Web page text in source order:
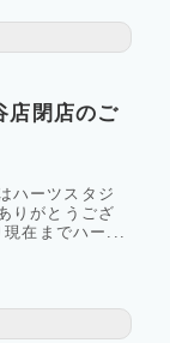
店閉店のご
ハーツスタジ
りがとうござ
現在までハー...